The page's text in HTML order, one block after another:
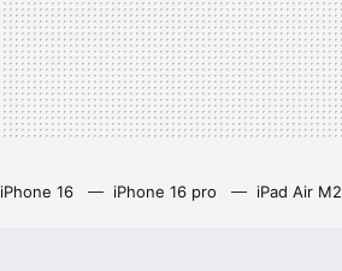
iPhone 16 iPhone 16 pro iPad Air